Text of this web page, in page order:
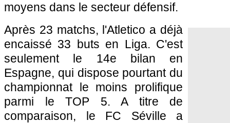
moyens dans le secteur défensif.
Après 23 matchs, l'Atletico a déjà
encaissé 33 buts en Liga. C'est
seulement le 14e bilan en
Espagne, qui dispose pourtant du
championnat le moins prolifique
parmi le TOP 5. A titre de
comparaison, le FC Séville a